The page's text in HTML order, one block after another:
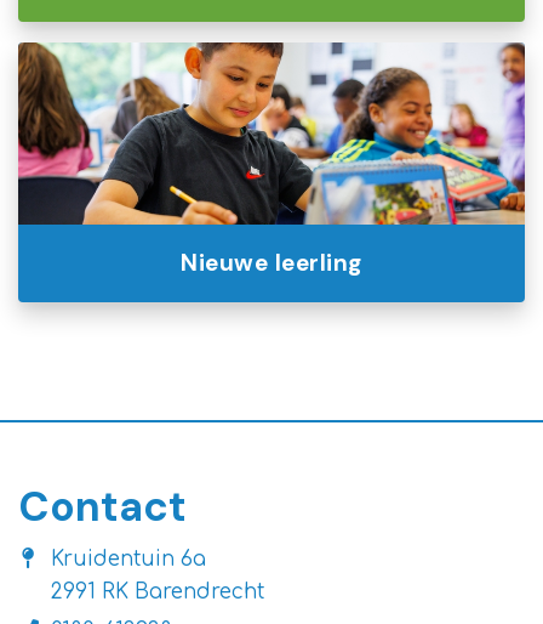
Nieuwe leerling
Contact
Kruidentuin 6a
2991 RK Barendrecht